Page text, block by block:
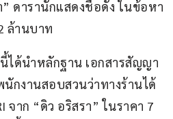
ดารานักแสดงชื่อดัง ในข้อหา
ล้านบาท
ได้นำหลักฐาน เอกสารสัญญา
กงานสอบสวนว่าทางร้านได้
จาก “ดิว อริสรา” ในราคา 7